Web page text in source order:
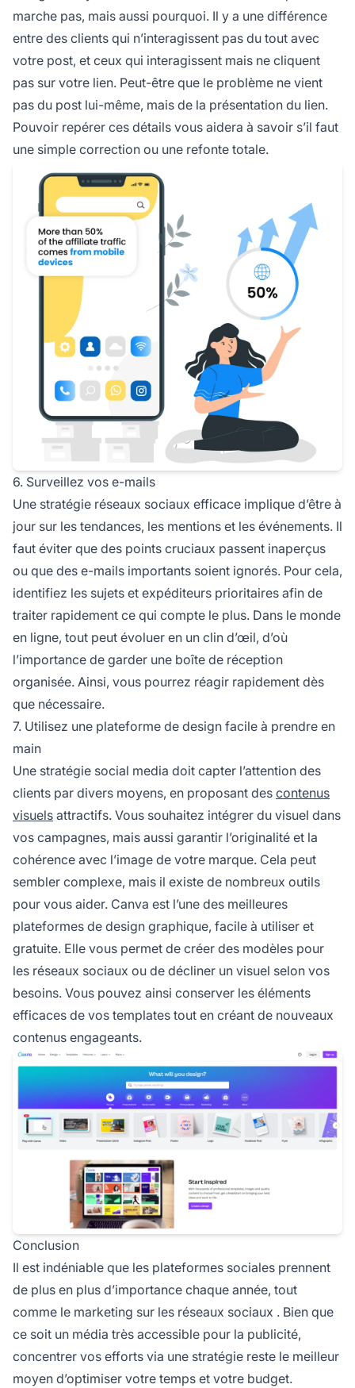
marche pas, mais aussi pourquoi. Il y a une différence
entre des clients qui n’interagissent pas du tout avec
votre post, et ceux qui interagissent mais ne cliquent
pas sur votre lien. Peut-être que le problème ne vient
pas du post lui-même, mais de la présentation du lien.
Pouvoir repérer ces détails vous aidera à savoir s’il faut
une simple correction ou une refonte totale.
6. Surveillez vos e-mails
Une stratégie réseaux sociaux efficace implique d’être à
jour sur les tendances, les mentions et les événements. Il
faut éviter que des points cruciaux passent inaperçus
ou que des e-mails importants soient ignorés. Pour cela,
identifiez les sujets et expéditeurs prioritaires afin de
traiter rapidement ce qui compte le plus. Dans le monde
en ligne, tout peut évoluer en un clin d’œil, d’où
l’importance de garder une boîte de réception
organisée. Ainsi, vous pourrez réagir rapidement dès
que nécessaire.
7. Utilisez une plateforme de design facile à prendre en
main
Une stratégie social media doit capter l’attention des
clients par divers moyens, en proposant des contenus
visuels attractifs. Vous souhaitez intégrer du visuel dans
vos campagnes, mais aussi garantir l’originalité et la
cohérence avec l’image de votre marque. Cela peut
sembler complexe, mais il existe de nombreux outils
pour vous aider. Canva est l’une des meilleures
plateformes de design graphique, facile à utiliser et
gratuite. Elle vous permet de créer des modèles pour
les réseaux sociaux ou de décliner un visuel selon vos
besoins. Vous pouvez ainsi conserver les éléments
efficaces de vos templates tout en créant de nouveaux
contenus engageants.
Conclusion
Il est indéniable que les plateformes sociales prennent
de plus en plus d’importance chaque année, tout
comme le marketing sur les réseaux sociaux . Bien que
ce soit un média très accessible pour la publicité,
concentrer vos efforts via une stratégie reste le meilleur
moyen d’optimiser votre temps et votre budget.